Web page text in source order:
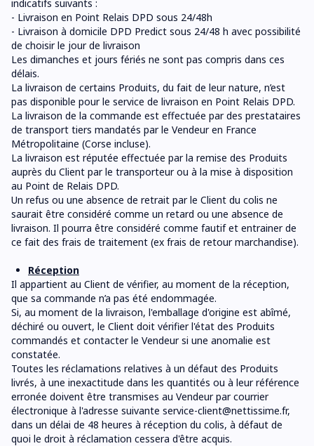
indicatifs suivants :
- Livraison en Point Relais DPD sous 24/48h
- Livraison à domicile DPD Predict sous 24/48 h avec possibilité
de choisir le jour de livraison
Les dimanches et jours fériés ne sont pas compris dans ces
délais.
La livraison de certains Produits, du fait de leur nature, n’est
pas disponible pour le service de livraison en Point Relais DPD.
La livraison de la commande est effectuée par des prestataires
de transport tiers mandatés par le Vendeur en France
Métropolitaine (Corse incluse).
La livraison est réputée effectuée par la remise des Produits
auprès du Client par le transporteur ou à la mise à disposition
au Point de Relais DPD.
Un refus ou une absence de retrait par le Client du colis ne
saurait être considéré comme un retard ou une absence de
livraison. Il pourra être considéré comme fautif et entrainer de
ce fait des frais de traitement (ex frais de retour marchandise).
Réception
Il appartient au Client de vérifier, au moment de la réception,
que sa commande n’a pas été endommagée.
Si, au moment de la livraison, l'emballage d'origine est abîmé,
déchiré ou ouvert, le Client doit vérifier l'état des Produits
commandés et contacter le Vendeur si une anomalie est
constatée.
Toutes les réclamations relatives à un défaut des Produits
livrés, à une inexactitude dans les quantités ou à leur référence
erronée doivent être transmises au Vendeur par courrier
électronique à l'adresse suivante service-client@nettissime.fr,
dans un délai de 48 heures à réception du colis, à défaut de
quoi le droit à réclamation cessera d'être acquis.